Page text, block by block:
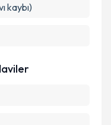
kaybı)